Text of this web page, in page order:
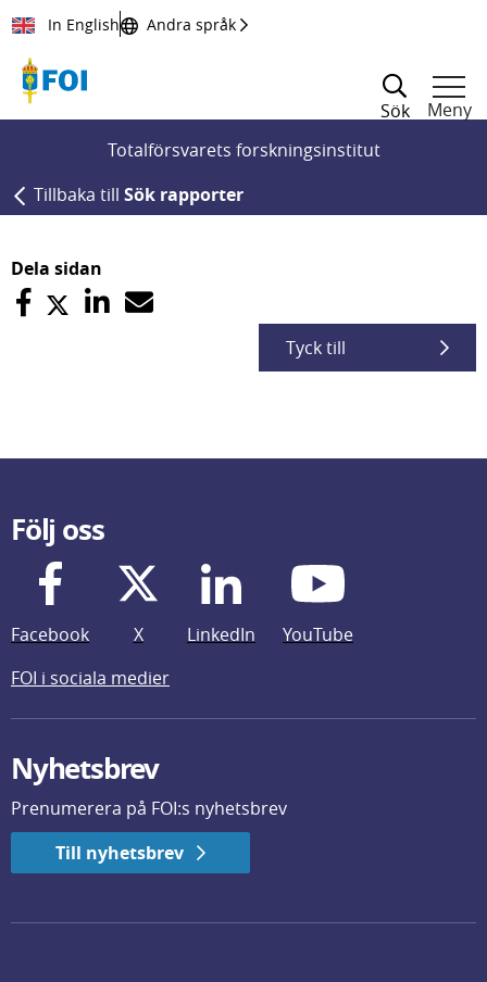
Till innehållet
In English Andra språk
Sök
Meny
Totalförsvarets forskningsinstitut
Tillbaka till Sök rapporter
Dela sidan
Tyck till
Följ oss
Facebook X LinkedIn
YouTube
FOI i sociala medier
Nyhetsbrev
Prenumerera på FOI:s nyhetsbrev
Till nyhetsbrev